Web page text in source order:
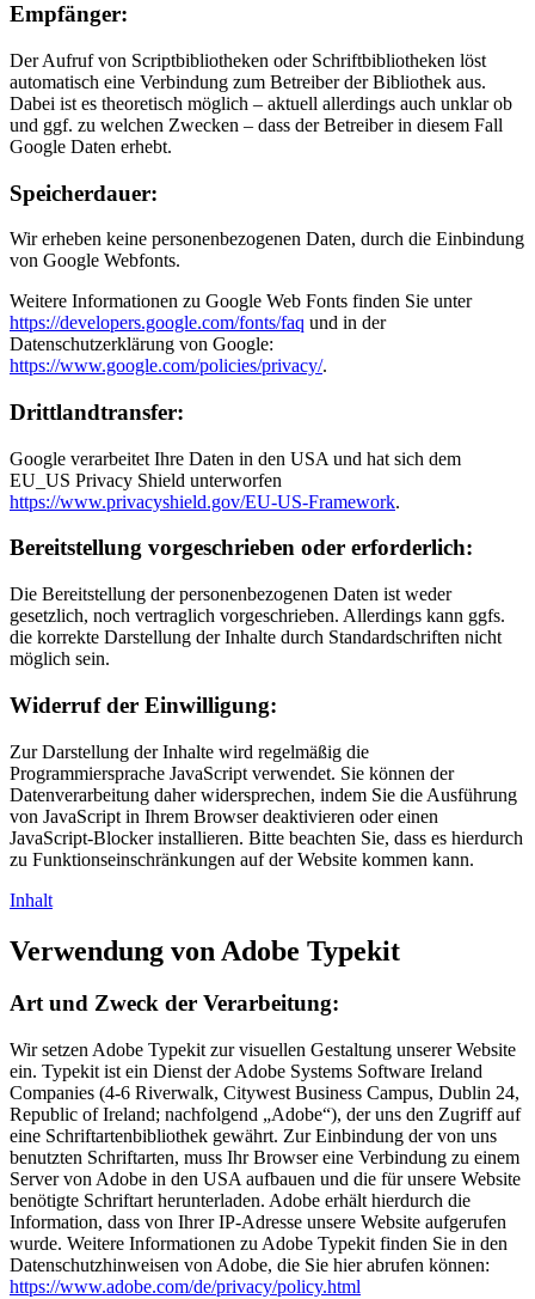
Empfänger:
Der Aufruf von Scriptbibliotheken oder Schriftbibliotheken löst
automatisch eine Verbindung zum Betreiber der Bibliothek aus.
Dabei ist es theoretisch möglich – aktuell allerdings auch unklar ob
und ggf. zu welchen Zwecken – dass der Betreiber in diesem Fall
Google Daten erhebt.
Speicherdauer:
Wir erheben keine personenbezogenen Daten, durch die Einbindung
von Google Webfonts.
Weitere Informationen zu Google Web Fonts finden Sie unter
https://developers.google.com/fonts/faq und in der
Datenschutzerklärung von Google:
https://www.google.com/policies/privacy/.
Drittlandtransfer:
Google verarbeitet Ihre Daten in den USA und hat sich dem
EU_US Privacy Shield unterworfen
https://www.privacyshield.gov/EU-US-Framework.
Bereitstellung vorgeschrieben oder erforderlich:
Die Bereitstellung der personenbezogenen Daten ist weder
gesetzlich, noch vertraglich vorgeschrieben. Allerdings kann ggfs.
die korrekte Darstellung der Inhalte durch Standardschriften nicht
möglich sein.
Widerruf der Einwilligung:
Zur Darstellung der Inhalte wird regelmäßig die
Programmiersprache JavaScript verwendet. Sie können der
Datenverarbeitung daher widersprechen, indem Sie die Ausführung
von JavaScript in Ihrem Browser deaktivieren oder einen
JavaScript-Blocker installieren. Bitte beachten Sie, dass es hierdurch
zu Funktionseinschränkungen auf der Website kommen kann.
Inhalt
Verwendung von Adobe Typekit
Art und Zweck der Verarbeitung:
Wir setzen Adobe Typekit zur visuellen Gestaltung unserer Website
ein. Typekit ist ein Dienst der Adobe Systems Software Ireland
Companies (4-6 Riverwalk, Citywest Business Campus, Dublin 24,
Republic of Ireland; nachfolgend „Adobe“), der uns den Zugriff auf
eine Schriftartenbibliothek gewährt. Zur Einbindung der von uns
benutzten Schriftarten, muss Ihr Browser eine Verbindung zu einem
Server von Adobe in den USA aufbauen und die für unsere Website
benötigte Schriftart herunterladen. Adobe erhält hierdurch die
Information, dass von Ihrer IP-Adresse unsere Website aufgerufen
wurde. Weitere Informationen zu Adobe Typekit finden Sie in den
Datenschutzhinweisen von Adobe, die Sie hier abrufen können:
https://www.adobe.com/de/privacy/policy.html